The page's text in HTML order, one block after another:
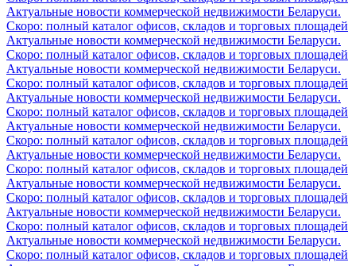
Актуальные новости коммерческой недвижимости Беларуси.
Скоро: полный каталог офисов, складов и торговых площадей
Актуальные новости коммерческой недвижимости Беларуси.
Скоро: полный каталог офисов, складов и торговых площадей
Актуальные новости коммерческой недвижимости Беларуси.
Скоро: полный каталог офисов, складов и торговых площадей
Актуальные новости коммерческой недвижимости Беларуси.
Скоро: полный каталог офисов, складов и торговых площадей
Актуальные новости коммерческой недвижимости Беларуси.
Скоро: полный каталог офисов, складов и торговых площадей
Актуальные новости коммерческой недвижимости Беларуси.
Скоро: полный каталог офисов, складов и торговых площадей
Актуальные новости коммерческой недвижимости Беларуси.
Скоро: полный каталог офисов, складов и торговых площадей
Актуальные новости коммерческой недвижимости Беларуси.
Скоро: полный каталог офисов, складов и торговых площадей
Актуальные новости коммерческой недвижимости Беларуси.
Скоро: полный каталог офисов, складов и торговых площадей